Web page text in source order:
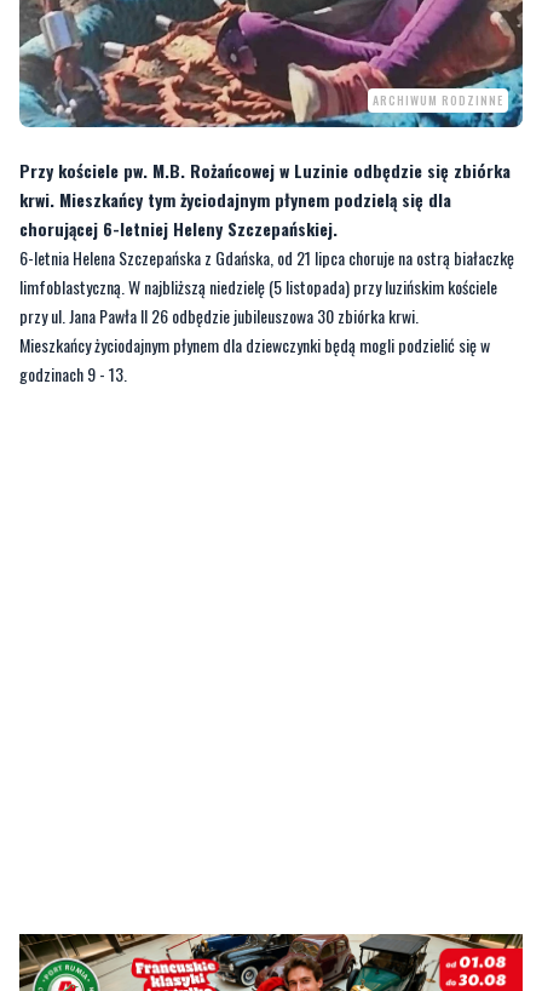
ARCHIWUM RODZINNE
Przy kościele pw. M.B. Rożańcowej w Luzinie odbędzie się zbiórka
krwi. Mieszkańcy tym życiodajnym płynem podzielą się dla
6-letnia Helena Szczepańska z Gdańska, od 21 lipca choruje na ostrą białaczkę
limfoblastyczną. W najbliższą niedzielę (5 listopada) przy luzińskim kościele
przy ul. Jana Pawła II 26 odbędzie jubileuszowa 30 zbiórka krwi.
Mieszkańcy życiodajnym płynem dla dziewczynki będą mogli podzielić się w
godzinach 9 - 13.